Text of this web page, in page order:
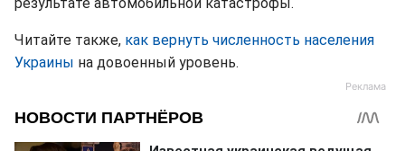
Читайте также, как вернуть численность населения
Украины на довоенный уровень.